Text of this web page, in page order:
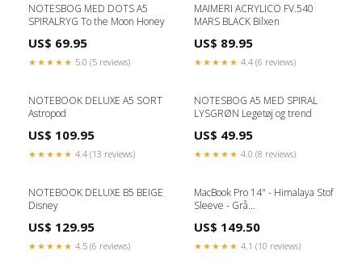
NOTESBOG MED DOTS A5
SPIRALRYG To the Moon Honey
US$ 69.95
★★★★★ 5.0 (5 reviews)
MAIMERI ACRYLICO FV.540
MARS BLACK Bilxen
US$ 89.95
★★★★★ 4.4 (6 reviews)
NOTEBOOK DELUXE A5 SORT
Astropod
US$ 109.95
★★★★★ 4.4 (13 reviews)
NOTESBOG A5 MED SPIRAL
LYSGRØN Legetøj og trend
US$ 49.95
★★★★★ 4.0 (8 reviews)
NOTEBOOK DELUXE B5 BEIGE
Disney
US$ 129.95
★★★★★ 4.5 (6 reviews)
MacBook Pro 14" - Himalaya Stof
Sleeve - Grå
US$ 149.50
★★★★★ 4.1 (10 reviews)